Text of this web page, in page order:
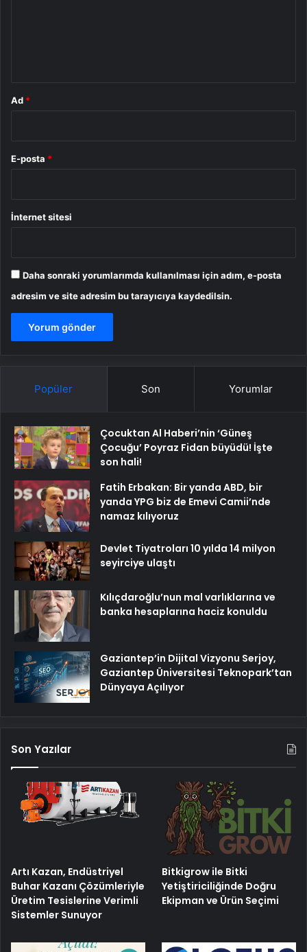
Ad *
E-posta *
İnternet sitesi
Daha sonraki yorumlarımda kullanılması için adım, e-posta
adresim ve site adresim bu tarayıcıya kaydedilsin.
Popüler Son Yorumlar
Çocuktan Al Haberi’nin ‘Güneş
Çocuğu’ Poyraz Fidan büyüdü! İşte
son hali!
Fatih Erbakan: Bir yanda ABD, bir
yanda YPG biz de Emevi Camii’nde
namaz kılıyoruz
Devlet Tiyatroları 10 yılda 14 milyon
seyirciye ulaştı
Kılıçdaroğlu’nun mal varlıklarına ve
banka hesaplarına haciz konuldu
Gaziantep’in Dijital Vizyonu Serjoy,
Gaziantep Üniversitesi Teknopark’tan
Dünyaya Açılıyor
Son Yazılar
Artı Kazan, Endüstriyel
Buhar Kazanı Çözümleriyle
Üretim Tesislerine Verimli
Sistemler Sunuyor
Bitkigrow ile Bitki
Yetiştiriciliğinde Doğru
Ekipman ve Ürün Seçimi